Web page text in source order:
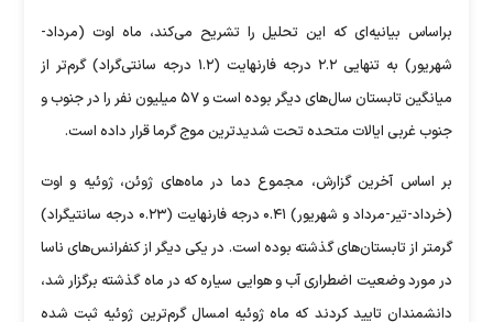
براساس بیانیه‌ای که این تحلیل را تشریح می‌کند، ماه اوت (مرداد-
شهریور) به تنهایی ۲.۲ درجه فارنهایت (۱.۲ درجه سانتی‌گراد) گرم‌تر از
میانگین تابستان سال‌های دیگر بوده است و ۵۷ میلیون نفر را در جنوب و
جنوب غربی ایالات متحده تحت شدیدترین موج گرما قرار داده است.
بر اساس آخرین گزارش، مجموع دما در ماه‌های ژوئن، ژوئیه و اوت
(خرداد-تیر-مرداد و شهریور) ۰.۴۱ درجه فارنهایت (۰.۲۳ درجه سانتیگراد)
گرمتر از تابستان‌های گذشته بوده است. در یکی دیگر از کنفرانس‌های ناسا
در مورد وضعیت اضطراری آب و هوایی سیاره که در ماه گذشته برگزار شد،
دانشمندان تایید کردند که ماه ژوئیه امسال گرم‌ترین ژوئیه ثبت شده